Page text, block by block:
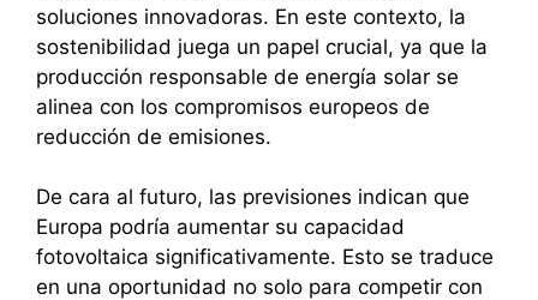
soluciones innovadoras. En este contexto, la
sostenibilidad juega un papel crucial, ya que la
producción responsable de energía solar se
alinea con los compromisos europeos de
reducción de emisiones.
De cara al futuro, las previsiones indican que
Europa podría aumentar su capacidad
fotovoltaica significativamente. Esto se traduce
en una oportunidad no solo para competir con